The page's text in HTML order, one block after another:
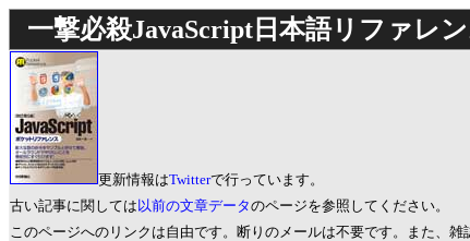
一撃必殺JavaScript日本語リファレ
更新情報はTwitterで行っています。
古い記事に関しては 以前の文章データのページを参照してください。
このページへのリンクは自由です。断りのメールは不要です。また、雑